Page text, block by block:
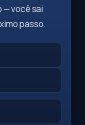
— você sai
passo.